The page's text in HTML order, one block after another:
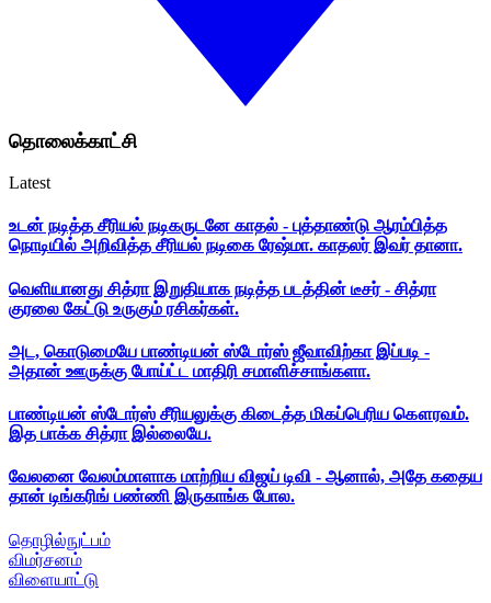
தொலைக்காட்சி
Latest
உடன் நடித்த சீரியல் நடிகருடனே காதல் - புத்தாண்டு ஆரம்பித்த
நொடியில் அறிவித்த சீரியல் நடிகை ரேஷ்மா. காதலர் இவர் தானா.
வெளியானது சித்ரா இறுதியாக நடித்த படத்தின் டீசர் - சித்ரா
குரலை கேட்டு உருகும் ரசிகர்கள்.
அட, கொடுமையே பாண்டியன் ஸ்டோர்ஸ் ஜீவாவிற்கா இப்படி -
அதான் ஊருக்கு போய்ட்ட மாதிரி சமாளிச்சாங்களா.
பாண்டியன் ஸ்டோர்ஸ் சீரியலுக்கு கிடைத்த மிகப்பெரிய கௌரவம்.
இத பாக்க சித்ரா இல்லையே.
வேலனை வேலம்மாளாக மாற்றிய விஜய் டிவி - ஆனால், அதே கதைய
தான் டிங்கரிங் பண்ணி இருகாங்க போல.
தொழில்நுட்பம்
விமர்சனம்
விளையாட்டு